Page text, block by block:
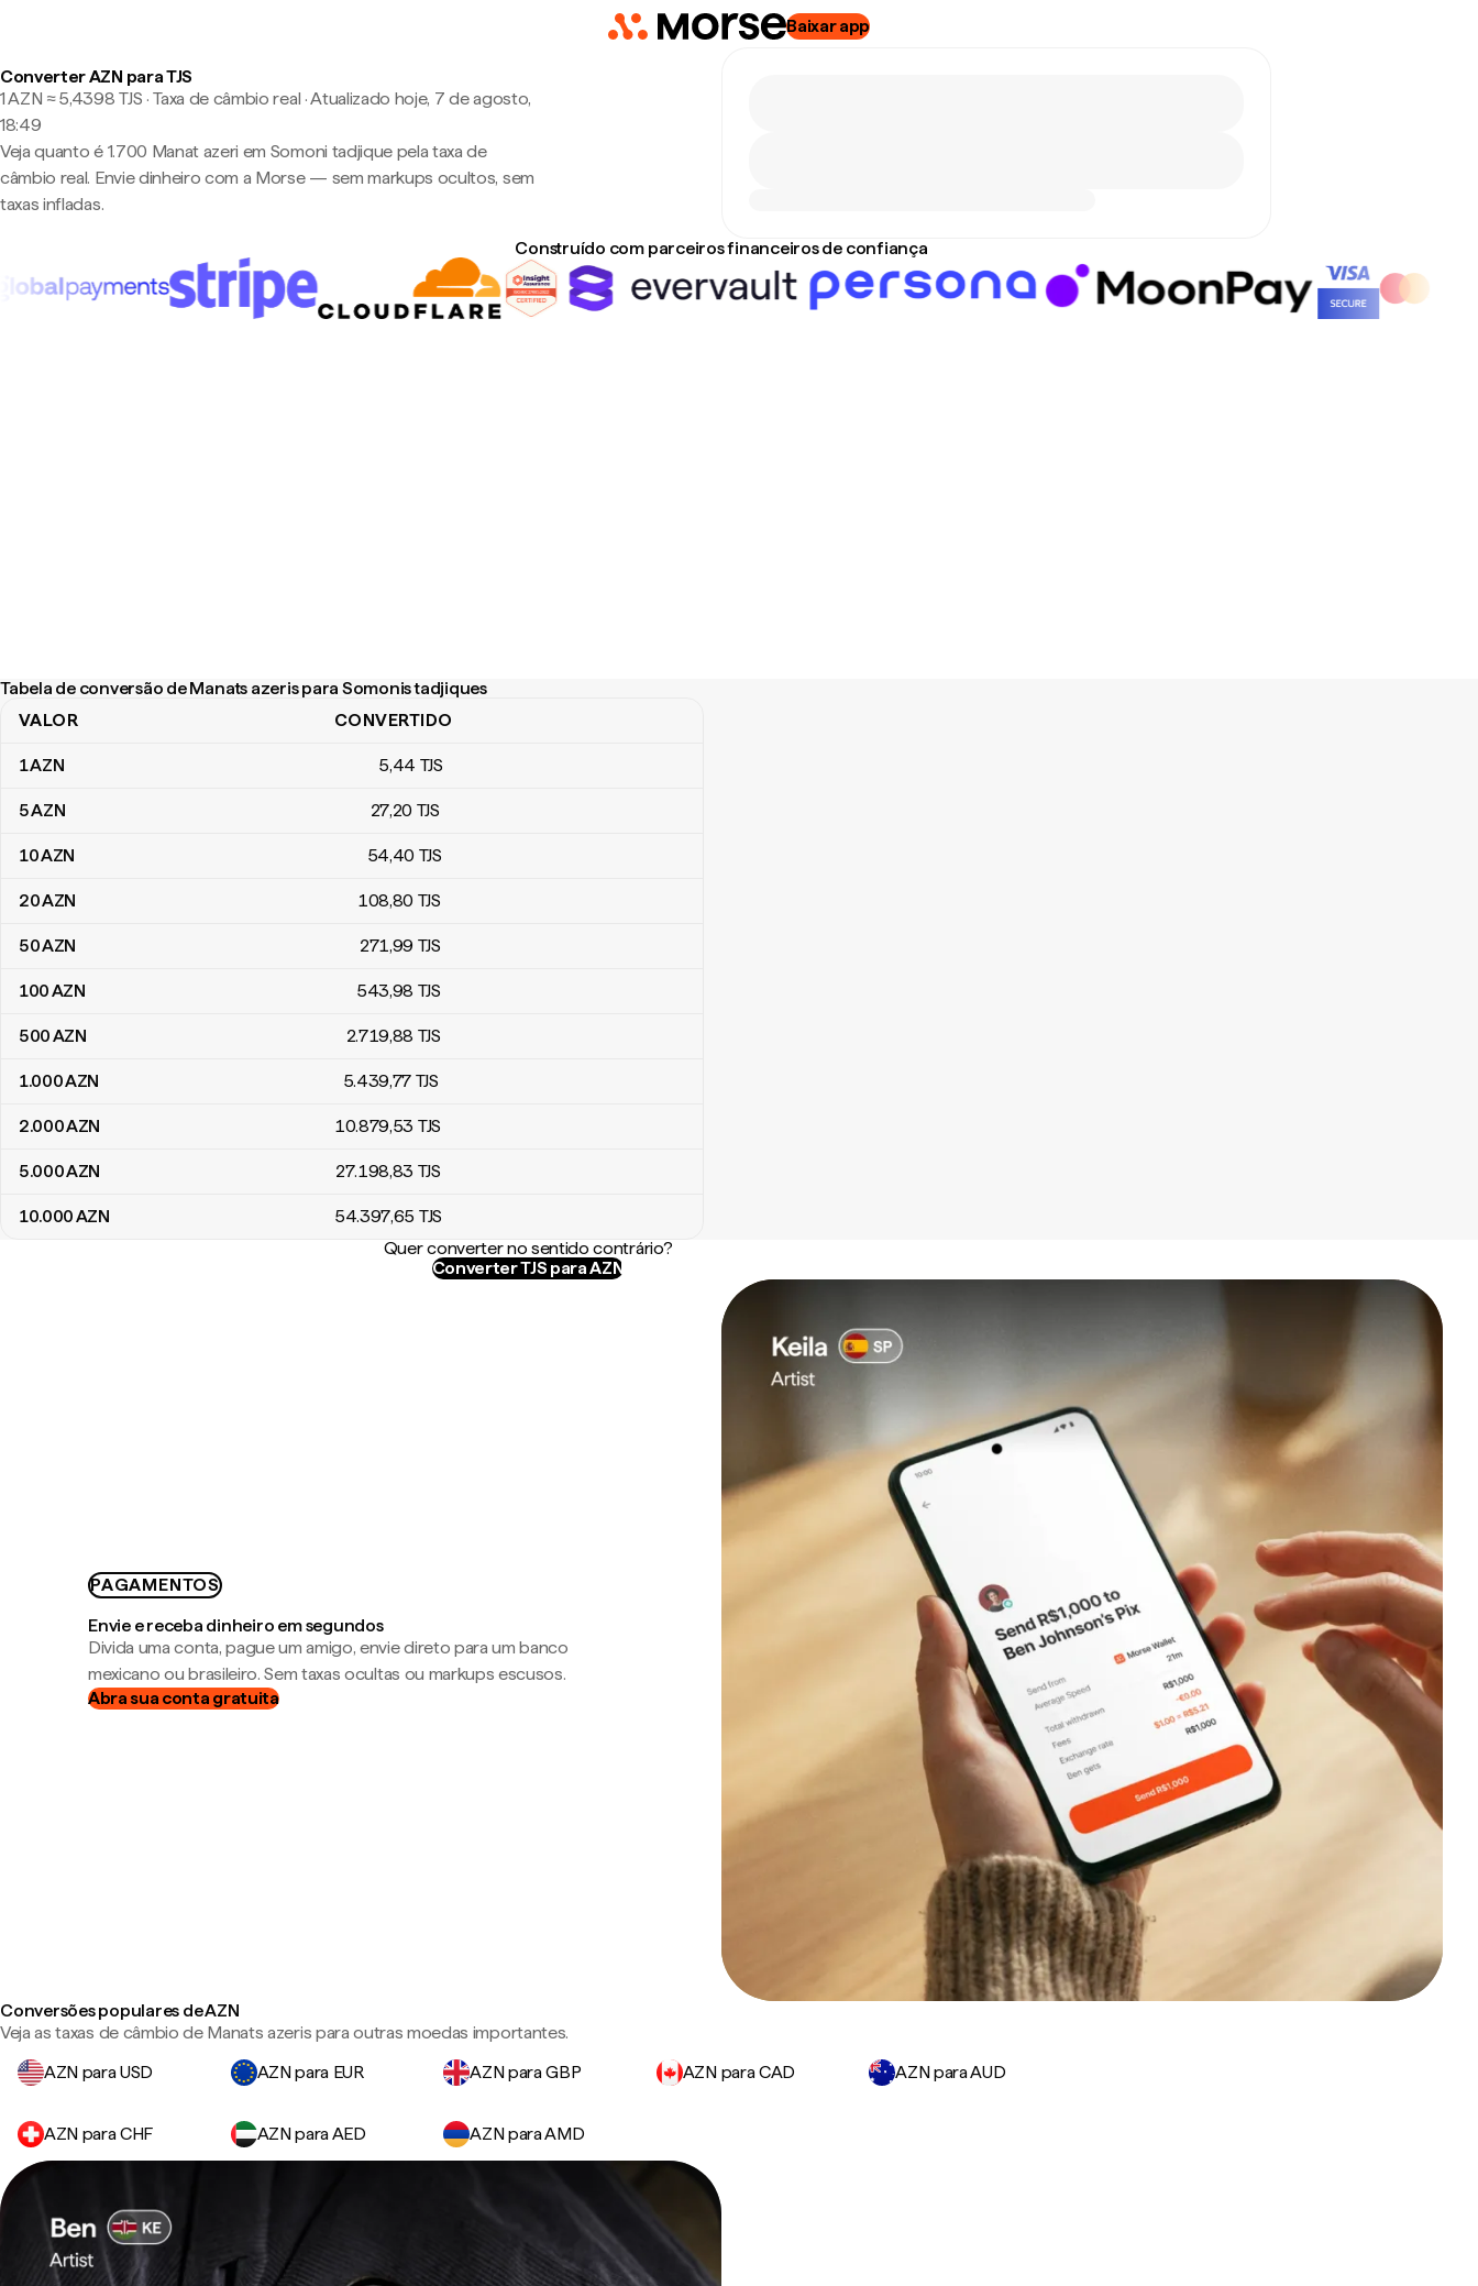
Baixar app
Converter AZN para TJS
1 AZN ≈ 5,4398 TJS · Taxa de câmbio real ·Atualizado hoje, 7 de agosto,
18:49
Veja quanto é 1.700 Manat azeri em Somoni tadjique pela taxa de
câmbio real. Envie dinheiro com a Morse — sem markups ocultos, sem
taxas infladas.
Construído com parceiros financeiros de confiança
Tabela de conversão de Manats azeris para Somonis tadjiques
Tabela de conversão de Manats azeris para Somonis tadjiques
VALOR CONVERTIDO
1AZN 5,44 TJS
5AZN 27,20 TJS
10AZN 54,40 TJS
20AZN 108,80 TJS
50AZN 271,99 TJS
100AZN 543,98 TJS
500AZN 2.719,88 TJS
1.000AZN 5.439,77 TJS
2.000AZN 10.879,53 TJS
5.000AZN 27.198,83 TJS
10.000AZN 54.397,65 TJS
Quer converter no sentido contrário?
Converter TJS para AZN
PAGAMENTOS
Envie e receba dinheiro em segundos
Divida uma conta, pague um amigo, envie direto para um banco
mexicano ou brasileiro. Sem taxas ocultas ou markups escusos.
Abra sua conta gratuita
Conversões populares de AZN
Veja as taxas de câmbio de Manats azeris para outras moedas importantes.
AZN para USD
AZN para EUR AZN para GBP AZN para CAD AZN para AUD
AZN para CHF AZN para AED AZN para AMD